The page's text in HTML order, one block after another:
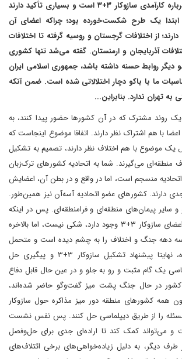
*** اما مسئله مهم‌تر درباره کارآمدی سازوکار ۳+۳ است و بسیاری تأکید دارند
یک طرح شکست‌خورده بود؛ چرا‌که اعضای آن
از اختلافات گرجستان و روسیه گرفته تا اختلافات
آذربایجان و ارمنستان. گفته می‌شد‌ تنها کشوری
دیگر روابط حسنه داشته باشد، جمهوری اسلامی ایران
ما با باکو دچار اختلالاتی شده است. ضمن آنکه
تهران ندارد. بنابراین...‌‌
روند مشترک‌ که در آن کشورها حضور پیدا کنند، به
با هم اشتراک نظر دارند. اتفاقا موضوع اینجاست که
موضوع با هم اختلاف نظر دارند، تصمیم به تشکیل
منطقه‌ای می‌گیرند. شما به اتحادیه کشورهای ترک‌زبان
منسجم است، اما در واقع و در بطن آن، اعضایش
جدی دارند. کشورهای عضو اتحادیه آسه‌‌آن نیز همین‌طور.
سایر پیمان‌های منطقه‌ای و فرامنطقه‌ای. پس در اینکه
اختلاف نظر جدی بین اعضای سازوکار ۳+۳ وجود دارد، شکی نیست، اما بالاخره
سه دهه جنگ و اختلاف را به چشم دیده است و متحمل
هزینه‌های فراوانی شده، نهایتا پیشنهاد تشکیل سازوکار ۳+۳ و پیگیری حل
یک گام مثبت و رو به جلو و در عین حال قابل دفاع
کشور در حال جنگ پشت میز گفت‌وگو حاضر شده‌اند،
همه کشورهای منطقه دور میز مذاکره حول سازوکار
مسئله را از طریق دیپلماسی حل کنند. پس نفس نشست
و می‌تواند کمک کند تا اراده‌ای جدی برای حل‌وفصل
طرف دیگر، به دلیل زیاده‌خواهی‌های برخی ائتلاف‌های